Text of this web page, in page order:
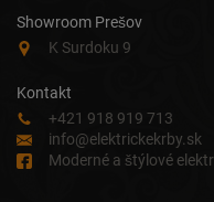
Showroom Prešov
K Surdoku 9
Kontakt
+421 918 919 713
info@elektrickekrby.sk
Moderné a štýlové